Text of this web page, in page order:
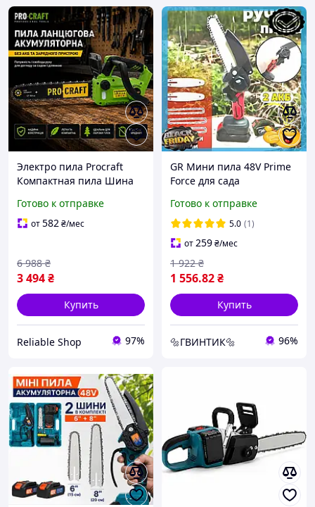
Электро пила Procraft
Компактная пила Шина
мини пила Без АКБ и ЗУ
Цепочная пила для
Готово к отправке
от582₴/мес
3 494₴
6 988 ₴
Купить
Reliable Shop 97%
GR Мини пила 48V Prime
Force для сада
цепная пила для обрезки
ветвей электро пил
Magnex25
Готово к отправке
5.0 (1)
от259₴/мес
1 556.82₴
1 922 ₴
Купить
🔩ГВИНТИК🔩 96%